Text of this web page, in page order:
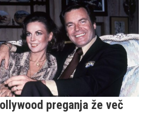
Njegov brat Ferdinando,
je po njegovi smrti prevzel
preganja že več